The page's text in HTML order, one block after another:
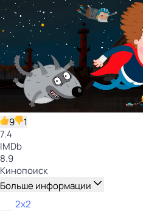
9
1
7.4
IMDb
8.9
Кинопоиск
Больше информации
2x2